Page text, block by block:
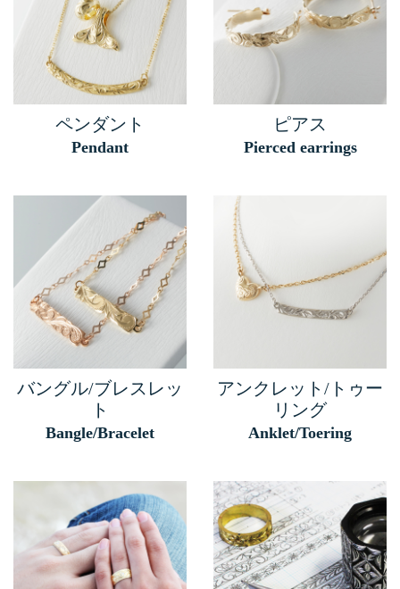
ペンダント
Pendant
ピアス
Pierced earrings
バングル/ブレスレッ
ト
Bangle/Bracelet
アンクレット/トゥー
リング
Anklet/Toering